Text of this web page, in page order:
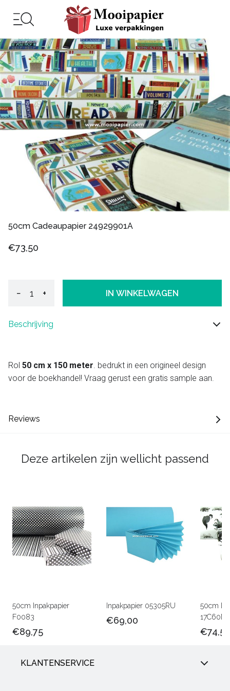
50cm Cadeaupapier 24929901A
€73,50
− + IN WINKELWAGEN
Beschrijving
Rol 50 cm x 150 meter. bedrukt in een origineel design
voor de boekhandel! Vraag gerust een gratis sample aan.
Reviews
Deze artikelen zijn wellicht passend
50cm Inpakpapier
F0083
€89,75
Inpakpapier 05305RU
€69,00
50cm
€74,50
KLANTENSERVICE